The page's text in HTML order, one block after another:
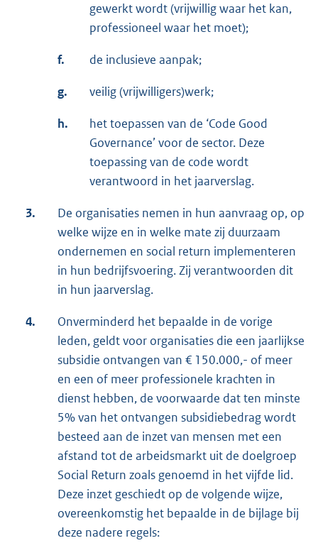
gewerkt wordt (vrijwillig waar het kan,
professioneel waar het moet);
f. de inclusieve aanpak;
g. veilig (vrijwilligers)werk;
h.
het toepassen van de ‘Code Good
Governance’ voor de sector. Deze
toepassing van de code wordt
verantwoord in het jaarverslag.
3.
De organisaties nemen in hun aanvraag op, op
welke wijze en in welke mate zij duurzaam
ondernemen en social return implementeren
in hun bedrijfsvoering. Zij verantwoorden dit
in hun jaarverslag.
4.
Onverminderd het bepaalde in de vorige
leden, geldt voor organisaties die een jaarlijkse
subsidie ontvangen van € 150.000,- of meer
en een of meer professionele krachten in
dienst hebben, de voorwaarde dat ten minste
5% van het ontvangen subsidiebedrag wordt
besteed aan de inzet van mensen met een
afstand tot de arbeidsmarkt uit de doelgroep
Social Return zoals genoemd in het vijfde lid.
Deze inzet geschiedt op de volgende wijze,
overeenkomstig het bepaalde in de bijlage bij
deze nadere regels: